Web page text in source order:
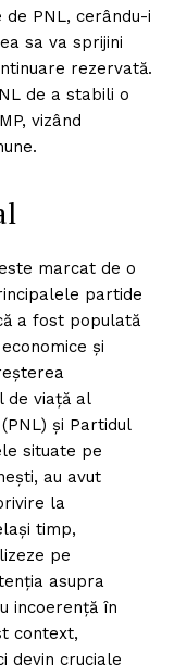
PNL, cerându-i
sa va sprijini
rezervată.
de a stabili o
vizând
marcat de o
partide
a fost populată
și
de viață al
și Partidul
situate pe
au avut
la
timp,
pe
asupra
incoerență în
context,
devin cruciale